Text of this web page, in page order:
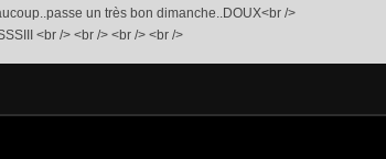
un très bon dimanche..DOUX<br />
<br /> <br /> <br /> <br />